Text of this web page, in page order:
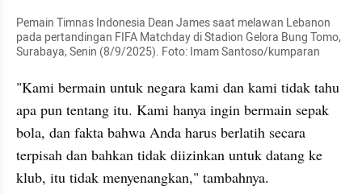
Pemain Timnas Indonesia Dean James saat melawan Lebanon
pada pertandingan FIFA Matchday di Stadion Gelora Bung Tomo,
Surabaya, Senin (8/9/2025). Foto: Imam Santoso/kumparan
"Kami bermain untuk negara kami dan kami tidak tahu
apa pun tentang itu. Kami hanya ingin bermain sepak
bola, dan fakta bahwa Anda harus berlatih secara
terpisah dan bahkan tidak diizinkan untuk datang ke
klub, itu tidak menyenangkan," tambahnya.